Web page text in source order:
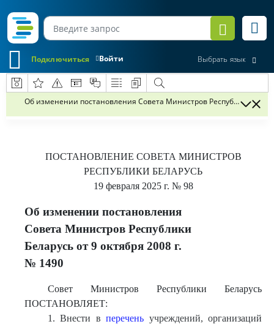
Войти
Подключиться Выбрать язык
Об изменении постановления Совета Министров Республики
ПОСТАНОВЛЕНИЕ СОВЕТА МИНИСТРОВ
РЕСПУБЛИКИ БЕЛАРУСЬ
19 февраля 2025 г. № 98
Об изменении постановления
Совета Министров Республики
Беларусь от 9 октября 2008 г.
№ 1490
Совет Министров Республики Беларусь
ПОСТАНОВЛЯЕТ:
1. Внести вперечень учреждений, организаций